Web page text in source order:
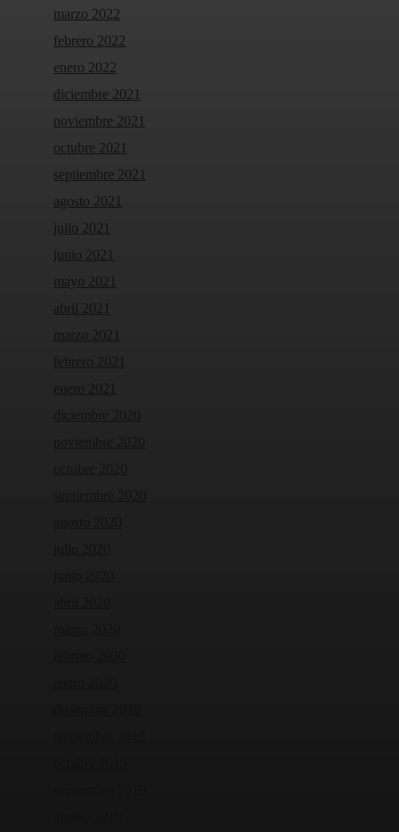
marzo 2022
febrero 2022
enero 2022
diciembre 2021
noviembre 2021
octubre 2021
septiembre 2021
agosto 2021
julio 2021
junio 2021
mayo 2021
abril 2021
marzo 2021